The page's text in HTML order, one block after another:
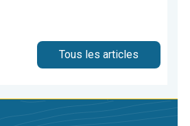
Tous les articles